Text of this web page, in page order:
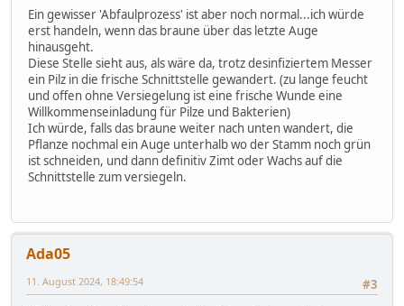
Ein gewisser 'Abfaulprozess' ist aber noch normal...ich würde
erst handeln, wenn das braune über das letzte Auge
hinausgeht.
Diese Stelle sieht aus, als wäre da, trotz desinfiziertem Messer
ein Pilz in die frische Schnittstelle gewandert. (zu lange feucht
und offen ohne Versiegelung ist eine frische Wunde eine
Willkommenseinladung für Pilze und Bakterien)
Ich würde, falls das braune weiter nach unten wandert, die
Pflanze nochmal ein Auge unterhalb wo der Stamm noch grün
ist schneiden, und dann definitiv Zimt oder Wachs auf die
Schnittstelle zum versiegeln.
Ada05
#3
11. August 2024, 18:49:54